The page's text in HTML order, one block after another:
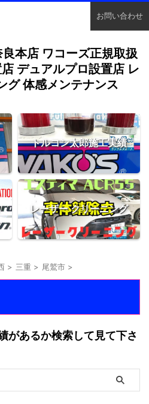
お問い合わせ
本店 ワコーズ正規取扱
デュアルプロ設置店 レ
グ 体感メンテナンス
トルコン太郎施工実績
レーザー クリーニング
> 三重 > 尾鷲市 >
があるか検索して見て下さ